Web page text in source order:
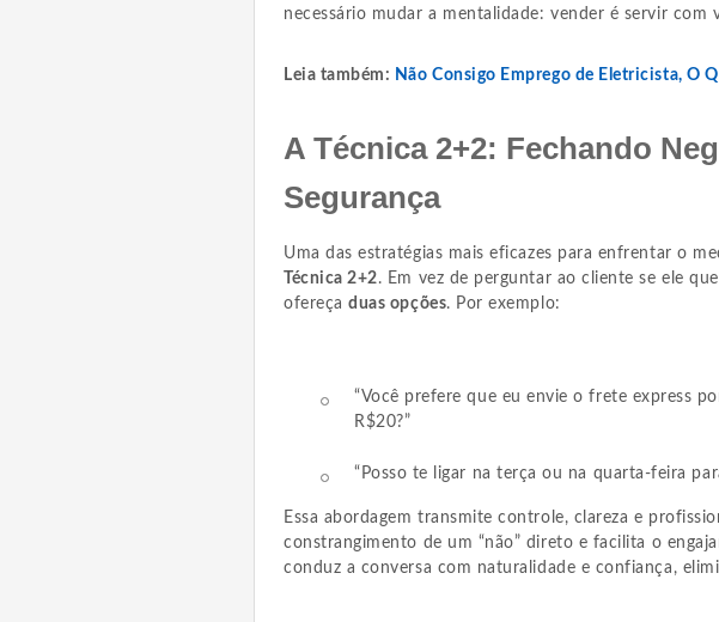
necessário mudar a mentalidade: vender é servir com
Leia também: Não Consigo Emprego de Eletricista, O
A Técnica 2+2: Fechando
Segurança
Uma das estratégias mais eficazes para enfrentar o
Técnica 2+2. Em vez de perguntar ao cliente se ele
ofereçaduas opções. Por exemplo:
“Você prefere que eu envie o frete express
R$20?”
“Posso te ligar na terça ou na quarta-feira
Essa abordagem transmite controle, clareza e
constrangimento de um “não” direto e facilita o
conduz a conversa com naturalidade e confiança,